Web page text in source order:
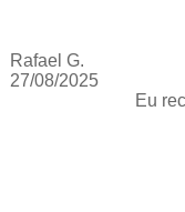
Rafael G.
27/08/2025
Eu